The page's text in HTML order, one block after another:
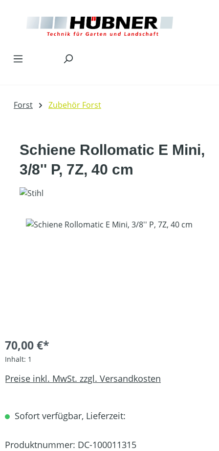
Forst Zubehör Forst
Schiene Rollomatic E Mini,
3/8'' P, 7Z, 40 cm
Bildergalerie überspringen
70,00 €*
Inhalt: 1
Preise inkl. MwSt. zzgl. Versandkosten
Sofort verfügbar, Lieferzeit:
Produktnummer: DC-100011315